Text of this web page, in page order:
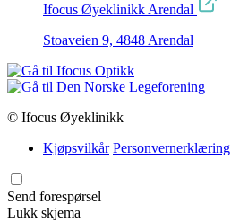
Ifocus Øyeklinikk Arendal
Stoaveien 9, 4848 Arendal
© Ifocus Øyeklinikk
Kjøpsvilkår Personvernerklæring
Send forespørsel
Lukk skjema